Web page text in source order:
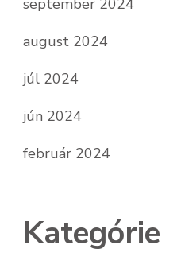
september 2024
august 2024
júl 2024
jún 2024
február 2024
Kategórie